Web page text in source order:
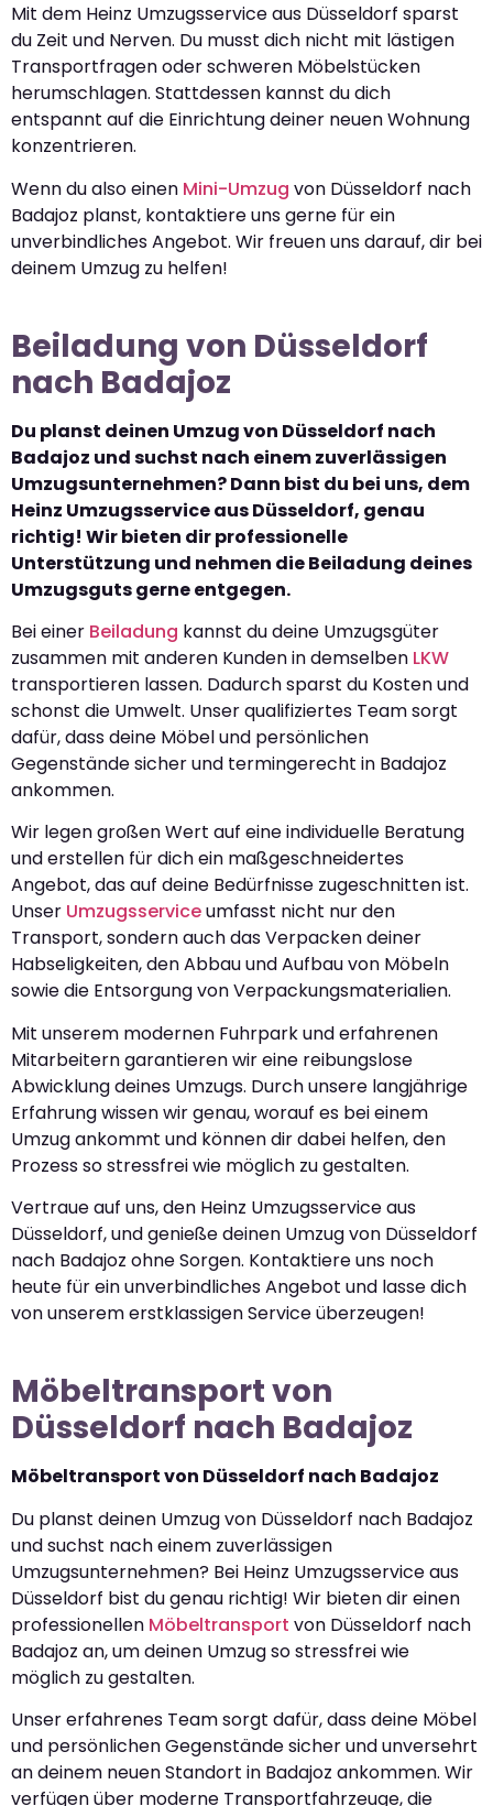
Mit dem Heinz Umzugsservice aus Düsseldorf sparst
du Zeit und Nerven. Du musst dich nicht mit lästigen
Transportfragen oder schweren Möbelstücken
herumschlagen. Stattdessen kannst du dich
entspannt auf die Einrichtung deiner neuen Wohnung
konzentrieren.
Wenn du also einen Mini-Umzug von Düsseldorf nach
Badajoz planst, kontaktiere uns gerne für ein
unverbindliches Angebot. Wir freuen uns darauf, dir bei
deinem Umzug zu helfen!
Beiladung von Düsseldorf
nach Badajoz
Du planst deinen Umzug von Düsseldorf nach
Badajoz und suchst nach einem zuverlässigen
Umzugsunternehmen? Dann bist du bei uns, dem
Heinz Umzugsservice aus Düsseldorf, genau
richtig! Wir bieten dir professionelle
Unterstützung und nehmen die Beiladung deines
Umzugsguts gerne entgegen.
Bei einer Beiladung kannst du deine Umzugsgüter
zusammen mit anderen Kunden in demselben LKW
transportieren lassen. Dadurch sparst du Kosten und
schonst die Umwelt. Unser qualifiziertes Team sorgt
dafür, dass deine Möbel und persönlichen
Gegenstände sicher und termingerecht in Badajoz
ankommen.
Wir legen großen Wert auf eine individuelle Beratung
und erstellen für dich ein maßgeschneidertes
Angebot, das auf deine Bedürfnisse zugeschnitten ist.
Unser Umzugsserviceumfasst nicht nur den
Transport, sondern auch das Verpacken deiner
Habseligkeiten, den Abbau und Aufbau von Möbeln
sowie die Entsorgung von Verpackungsmaterialien.
Mit unserem modernen Fuhrpark und erfahrenen
Mitarbeitern garantieren wir eine reibungslose
Abwicklung deines Umzugs. Durch unsere langjährige
Erfahrung wissen wir genau, worauf es bei einem
Umzug ankommt und können dir dabei helfen, den
Prozess so stressfrei wie möglich zu gestalten.
Vertraue auf uns, den Heinz Umzugsservice aus
Düsseldorf, und genieße deinen Umzug von Düsseldorf
nach Badajoz ohne Sorgen. Kontaktiere uns noch
heute für ein unverbindliches Angebot und lasse dich
von unserem erstklassigen Service überzeugen!
Möbeltransport von
Düsseldorf nach Badajoz
Möbeltransport von Düsseldorf nach Badajoz
Du planst deinen Umzug von Düsseldorf nach Badajoz
und suchst nach einem zuverlässigen
Umzugsunternehmen? Bei Heinz Umzugsservice aus
Düsseldorf bist du genau richtig! Wir bieten dir einen
professionellen Möbeltransport von Düsseldorf nach
Badajoz an, um deinen Umzug so stressfrei wie
möglich zu gestalten.
Unser erfahrenes Team sorgt dafür, dass deine Möbel
und persönlichen Gegenstände sicher und unversehrt
an deinem neuen Standort in Badajoz ankommen. Wir
verfügen über moderne Transportfahrzeuge, die